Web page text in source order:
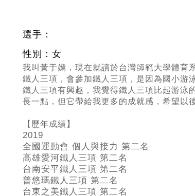
選手：
性別：女
我叫黃于嫣，現在就讀於台灣師範大學體育
鐵人三項，會參加鐵人三項，是因為國小游
鐵人三項有興趣，我覺得鐵人三項比起游泳
長一點，但它帶給我更多的成就感，希望以
【歷年成績】
2019
全國運動會 個人與接力 第二名
高雄愛河鐵人三項 第二名
台南安平鐵人三項 第二名
普悠瑪鐵人三項 第二名
台東之美鐵人三項 第二名